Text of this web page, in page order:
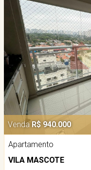
Venda R$ 940.000
Apartamento
VILA MASCOTE